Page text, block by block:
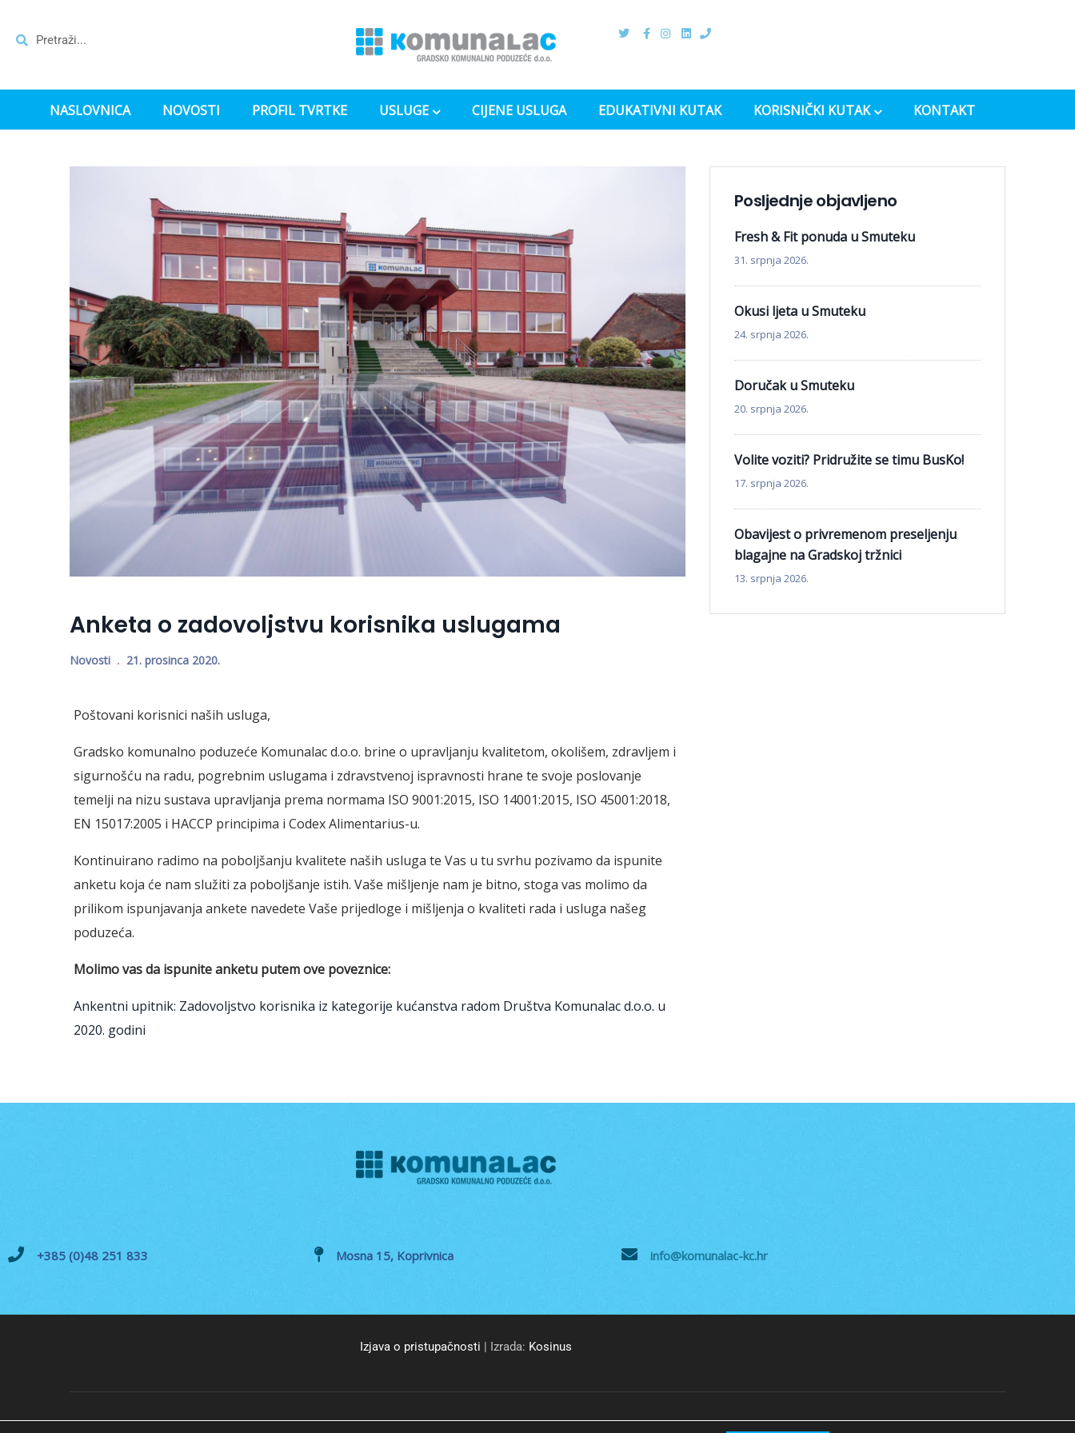
NASLOVNICA NOVOSTI PROFIL TVRTKE USLUGE CIJENE USLUGA EDUKATIVNI KUTAK KORISNIČKI KUTAK KONTAKT
Anketa o zadovoljstvu korisnika uslugama
Novosti 21. prosinca 2020.
Poštovani korisnici naših usluga,
Gradsko komunalno poduzeće Komunalac d.o.o. brine o upravljanju kvalitetom, okolišem, zdravljem i
sigurnošću na radu, pogrebnim uslugama i zdravstvenoj ispravnosti hrane te svoje poslovanje
temelji na nizu sustava upravljanja prema normama ISO 9001:2015, ISO 14001:2015, ISO 45001:2018,
EN 15017:2005 i HACCP principima i Codex Alimentarius-u.
Kontinuirano radimo na poboljšanju kvalitete naših usluga te Vas u tu svrhu pozivamo da ispunite
anketu koja će nam služiti za poboljšanje istih. Vaše mišljenje nam je bitno, stoga vas molimo da
prilikom ispunjavanja ankete navedete Vaše prijedloge i mišljenja o kvaliteti rada i usluga našeg
poduzeća.
Molimo vas da ispunite anketu putem ove poveznice:
Ankentni upitnik: Zadovoljstvo korisnika iz kategorije kućanstva radom Društva Komunalac d.o.o. u
2020. godini
Posljednje objavljeno
Fresh & Fit ponuda u Smuteku
31. srpnja 2026.
Okusi ljeta u Smuteku
24. srpnja 2026.
Doručak u Smuteku
20. srpnja 2026.
Volite voziti? Pridružite se timu BusKo!
17. srpnja 2026.
Obavijest o privremenom preseljenju
blagajne na Gradskoj tržnici
13. srpnja 2026.
+385 (0)48 251 833 Mosna 15, Koprivnica info@komunalac-kc.hr
Izjava o pristupačnosti | Izrada: Kosinus